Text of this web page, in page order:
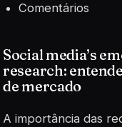
Comentários
Social media’s
research:
de mercado
A importância das